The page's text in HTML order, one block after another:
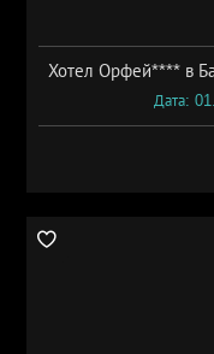
Хотел Орфей**** в
Дата: